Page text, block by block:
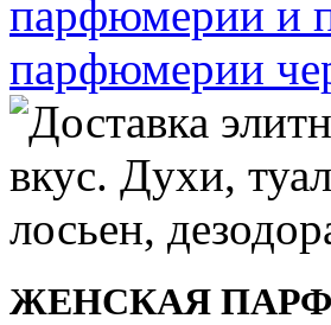
ЖЕНСКАЯ